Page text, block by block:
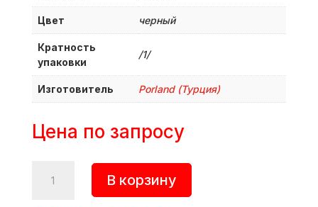
Цвет черный
Кратность
упаковки
/1/
Изготовитель Porland (Турция)
Цена по запросу
товара
В корзину